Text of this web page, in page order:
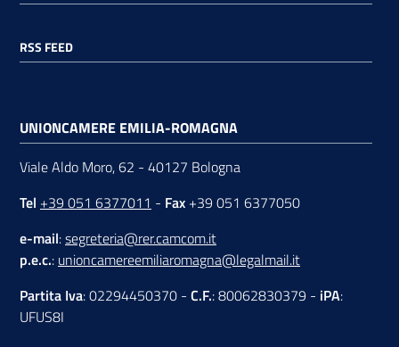
RSS FEED
UNIONCAMERE EMILIA-ROMAGNA
Viale Aldo Moro, 62 - 40127 Bologna
Tel +39 051 6377011 - Fax +39 051 6377050
e-mail:segreteria@rer.camcom.it
p.e.c.: unioncamereemiliaromagna@legalmail.it
Partita Iva: 02294450370 - C.F.: 80062830379 - iPA:
UFUS8I